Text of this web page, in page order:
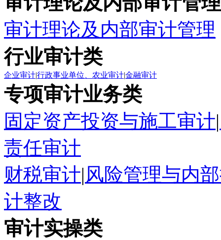
审计理论及内部审计管理
行业审计类
企业审计|行政事业单位、农业审计|金融审计
专项审计业务类
固定资产投资与施工审计|
责任审计
财税审计|风险管理与内
计整改
审计实操类